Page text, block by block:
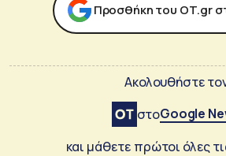
Προσθήκη του ΟΤ.gr
Ακολουθήστε
στοGoogle
και μάθετε πρώτοι όλες